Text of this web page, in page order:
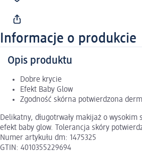
Informacje o produkcie
Opis produktu
Dobre krycie
Efekt Baby Glow
Zgodność skórna potwierdzona
Delikatny, długotrwały makijaż o
efekt baby glow. Tolerancja skóry
Numer artykułu dm: 1475325
GTIN: 4010355229694